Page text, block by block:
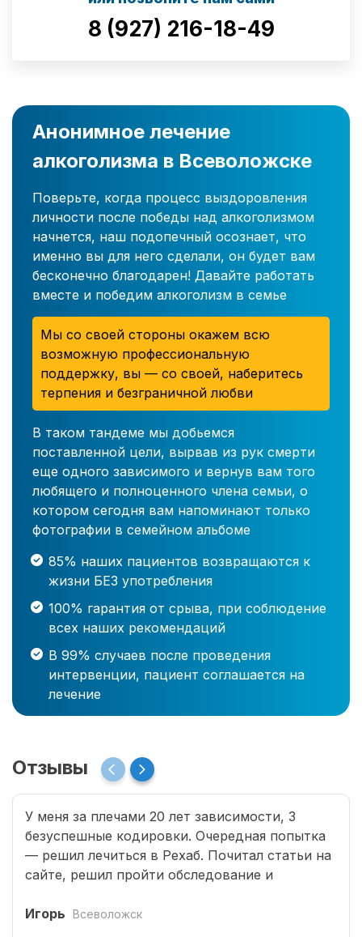
8 (927) 216-18-49
Анонимное лечение
алкоголизма в Всеволожске
Поверьте, когда процесс выздоровления
личности после победы над алкоголизмом
начнется, наш подопечный осознает, что
именно вы для него сделали, он будет вам
бесконечно благодарен! Давайте работать
вместе и победим алкоголизм в семье
Мы со своей стороны окажем всю
возможную профессиональную
поддержку, вы — со своей, наберитесь
терпения и безграничной любви
В таком тандеме мы добьемся
поставленной цели, вырвав из рук смерти
еще одного зависимого и вернув вам того
любящего и полноценного члена семьи, о
котором сегодня вам напоминают только
фотографии в семейном альбоме
85% наших пациентов возвращаются к
жизни БЕЗ употребления
100% гарантия от срыва, при соблюдение
всех наших рекомендаций
В 99% случаев после проведения
интервенции, пациент соглашается на
лечение
Отзывы
У меня за плечами 20 лет зависимости, 3
безуспешные кодировки. Очередная попытка
— решил лечиться в Рехаб. Почитал статьи на
сайте, решил пройти обследование и
обратиться к доктору. Врачи все деликатные,
Игорь Всеволожск